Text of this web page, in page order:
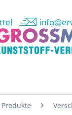
Produkte